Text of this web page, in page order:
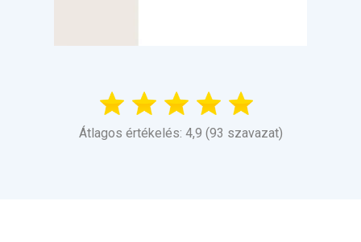
Átlagos értékelés: 4,9 (93 szavazat)